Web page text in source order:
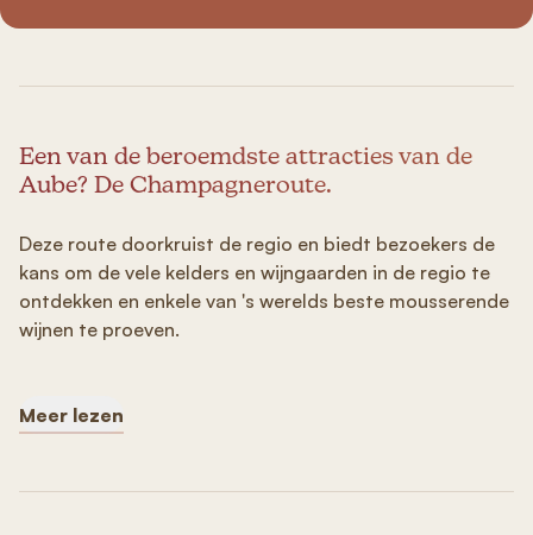
Een van de beroemdste attracties van de
Aube? De Champagneroute.
Deze route doorkruist de regio en biedt bezoekers de
kans om de vele kelders en wijngaarden in de regio te
ontdekken en enkele van 's werelds beste mousserende
wijnen te proeven.
Meer lezen